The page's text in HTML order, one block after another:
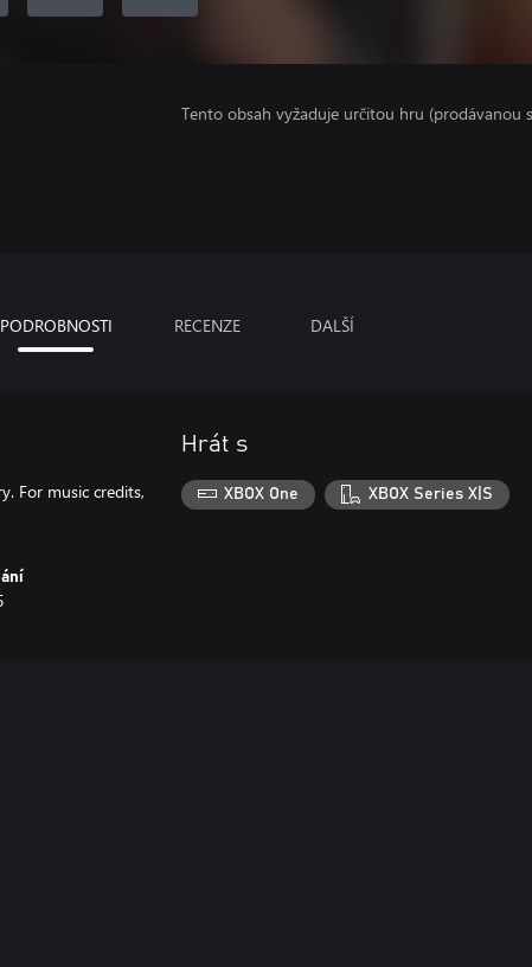
Tento obsah vyžaduje určitou hru (prodávanou
PODROBNOSTI RECENZE DALŠÍ
For music credits,
Hrát s
XBOX One XBOX Series X|S